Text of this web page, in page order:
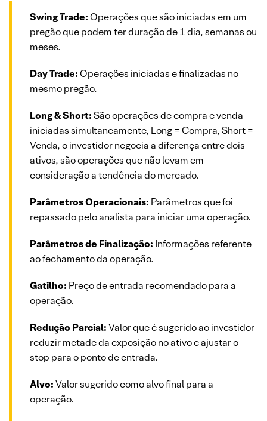
Swing Trade:Operações que são iniciadas em um
pregão que podem ter duração de 1 dia, semanas ou
meses.
Day Trade:Operações iniciadas e finalizadas no
mesmo pregão.
Long & Short:São operações de compra e venda
iniciadas simultaneamente, Long = Compra, Short =
Venda, o investidor negocia a diferença entre dois
ativos, são operações que não levam em
consideração a tendência do mercado.
Parâmetros Operacionais: Parâmetros que foi
repassado pelo analista para iniciar uma operação.
Parâmetros de Finalização: Informações referente
ao fechamento da operação.
Gatilho: Preço de entrada recomendado para a
operação.
Redução Parcial:Valor que é sugerido ao investidor
reduzir metade da exposição no ativo e ajustar o
stop para o ponto de entrada.
Alvo:Valor sugerido como alvo final para a
operação.